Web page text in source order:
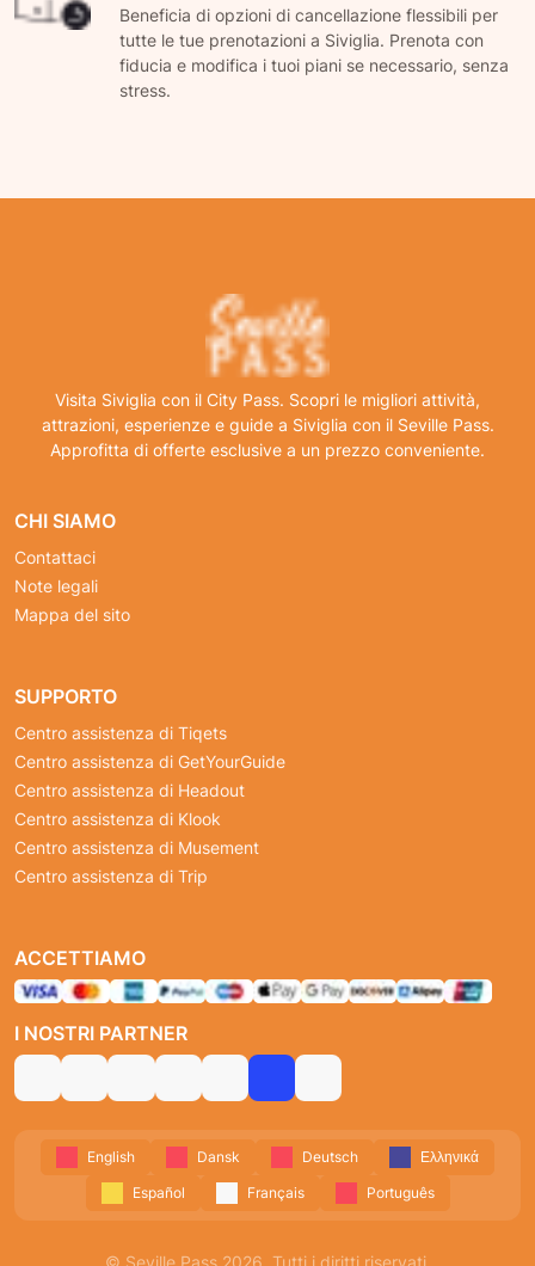
Beneficia di opzioni di cancellazione flessibili per
tutte le tue prenotazioni a Siviglia. Prenota con
fiducia e modifica i tuoi piani se necessario, senza
stress.
Visita Siviglia con il City Pass. Scopri le migliori attività,
attrazioni, esperienze e guide a Siviglia con il Seville Pass.
Approfitta di offerte esclusive a un prezzo conveniente.
CHI SIAMO
Contattaci
Note legali
Mappa del sito
SUPPORTO
Centro assistenza di Tiqets
Centro assistenza di GetYourGuide
Centro assistenza di Headout
Centro assistenza di Klook
Centro assistenza di Musement
Centro assistenza di Trip
ACCETTIAMO
I NOSTRI PARTNER
English Dansk Deutsch
Ελληνικά
Español
Français Português